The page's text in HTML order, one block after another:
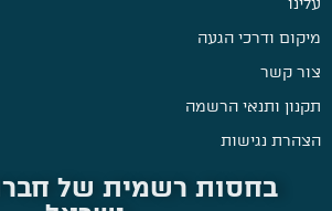
עלינו
מיקום ודרכי הגעה
צור קשר
תקנון ותנאי הרשמה
הצהרת נגישות
בחסות רשמית של